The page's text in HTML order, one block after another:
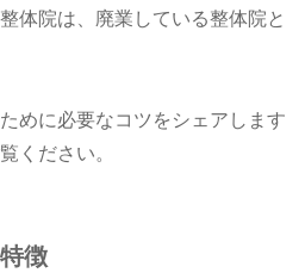
体院は、廃業している整体院と
めに必要なコツをシェアします
ください。
徴